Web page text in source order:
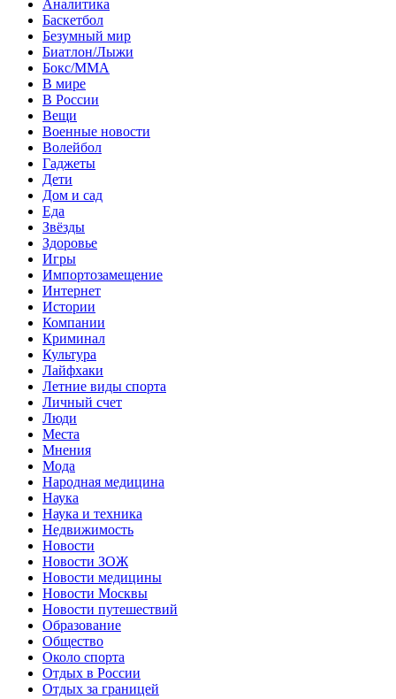
Аналитика
Баскетбол
Безумный мир
Биатлон/Лыжи
Бокс/MMA
В мире
В России
Вещи
Военные новости
Волейбол
Гаджеты
Дети
Дом и сад
Еда
Звёзды
Здоровье
Игры
Импортозамещение
Интернет
Истории
Компании
Криминал
Культура
Лайфхаки
Летние виды спорта
Личный счет
Люди
Места
Мнения
Мода
Народная медицина
Наука
Наука и техника
Недвижимость
Новости
Новости ЗОЖ
Новости медицины
Новости Москвы
Новости путешествий
Образование
Общество
Около спорта
Отдых в России
Отдых за границей